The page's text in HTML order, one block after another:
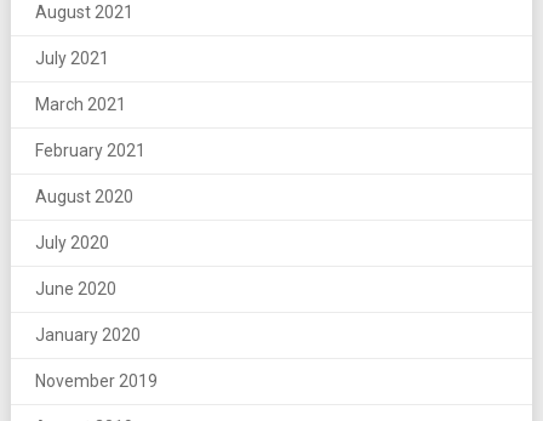
August 2021
July 2021
March 2021
February 2021
August 2020
July 2020
June 2020
January 2020
November 2019